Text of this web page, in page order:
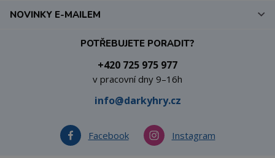
POTŘEBUJETE PORADIT?
+420 725 975 977
v pracovní dny 9–16h
info@darkyhry.cz
Facebook Instagram
NOVINKY E-MAILEM